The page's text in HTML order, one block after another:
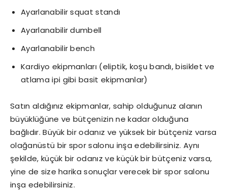
Ayarlanabilir squat standı
Ayarlanabilir dumbell
Ayarlanabilir bench
Kardiyo ekipmanları (eliptik, koşu bandı, bisiklet ve
atlama ipi gibi basit ekipmanlar)
Satın aldığınız ekipmanlar, sahip olduğunuz alanın
büyüklüğüne ve bütçenizin ne kadar olduğuna
bağlıdır. Büyük bir odanız ve yüksek bir bütçeniz varsa
olağanüstü bir spor salonu inşa edebilirsiniz. Aynı
şekilde, küçük bir odanız ve küçük bir bütçeniz varsa,
yine de size harika sonuçlar verecek bir spor salonu
inşa edebilirsiniz.